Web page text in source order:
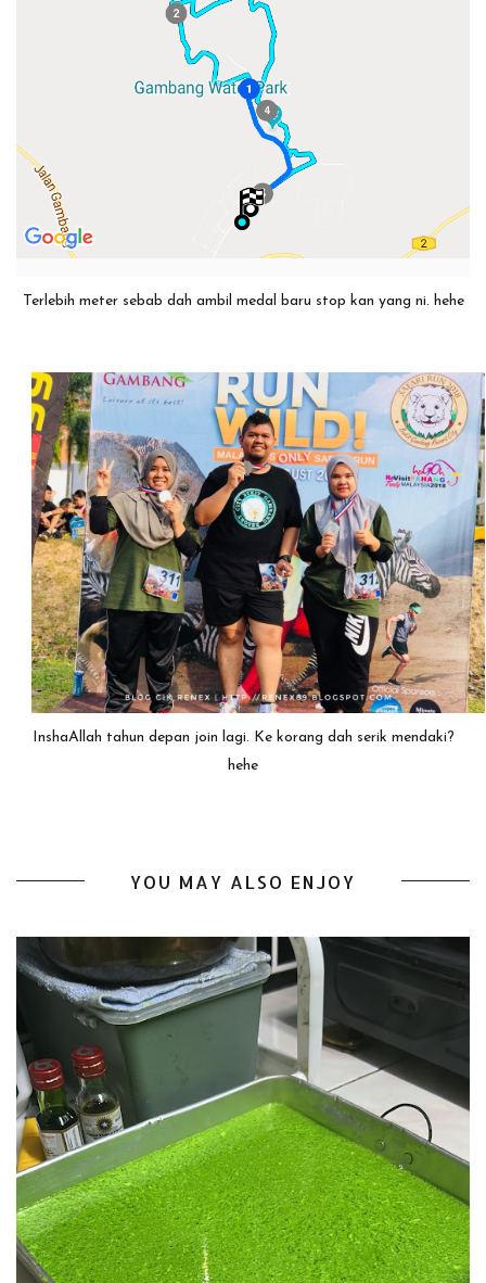
Terlebih meter sebab dah ambil medal baru stop kan yang ni. hehe
InshaAllah tahun depan join lagi. Ke korang dah serik mendaki?
hehe
YOU MAY ALSO ENJOY